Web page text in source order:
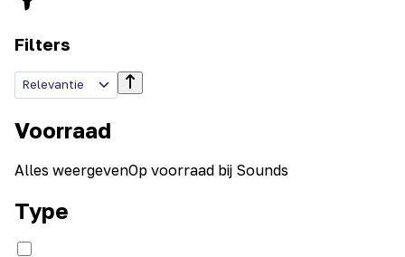
Filters
Relevantie
Voorraad
Alles weergevenOp voorraad bij Sounds
Type